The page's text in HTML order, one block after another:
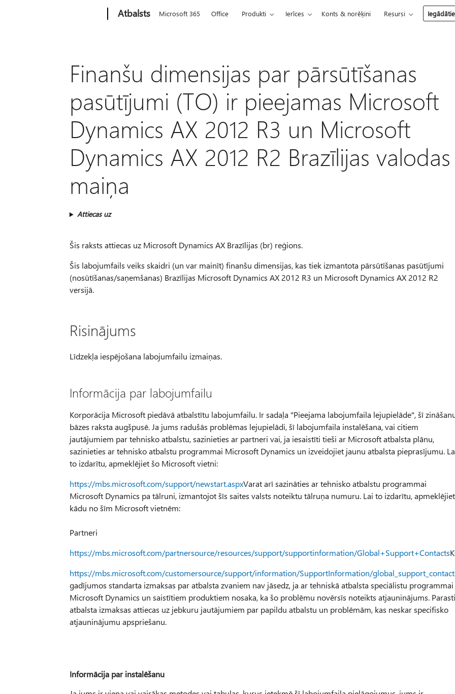
Atbalsts Microsoft 365 Office Produkti Ierīces Konts & norēķini Resursi
Finanšu dimensijas par pārsūtīšanas
pasūtījumi (TO) ir pieejamas Microsoft
Dynamics AX 2012 R3 un Microsoft
Dynamics AX 2012 R2 Brazīlijas valodas
maiņa
Attiecas uz
Šis raksts attiecas uz Microsoft Dynamics AX Brazīlijas (br) reģions.
Šis labojumfails veiks skaidri (un var mainīt) finanšu dimensijas, kas tiek izmantota pārsūtīšanas pasūtījumi
(nosūtīšanas/saņemšanas) Brazīlijas Microsoft Dynamics AX 2012 R3 un Microsoft Dynamics AX 2012 R2
versijā.
Risinājums
Līdzekļa iespējošana labojumfailu izmaiņas.
Informācija par labojumfailu
Korporācija Microsoft piedāvā atbalstītu labojumfailu. Ir sadaļa "Pieejama labojumfaila lejupielāde", šī
bāzes raksta augšpusē. Ja jums radušās problēmas lejupielādi, šī labojumfaila instalēšana, vai citiem
jautājumiem par tehnisko atbalstu, sazinieties ar partneri vai, ja iesaistīti tieši ar Microsoft atbalsta plānu,
sazinieties ar tehnisko atbalstu programmai Microsoft Dynamics un izveidojiet jaunu atbalsta pieprasījumu.
to izdarītu, apmeklējiet šo Microsoft vietni:
https://mbs.microsoft.com/support/newstart.aspxVarat arī sazināties ar tehnisko atbalstu programmai
Microsoft Dynamics pa tālruni, izmantojot šīs saites valsts noteiktu tālruņa numuru. Lai to izdarītu, apmeklējiet
kādu no šīm Microsoft vietnēm:
Partneri
https://mbs.microsoft.com/partnersource/resources/support/supportinformation/Global+Support+Contacts
https://mbs.microsoft.com/customersource/support/information/SupportInformation/
gadījumos standarta izmaksas par atbalsta zvaniem nav jāsedz, ja ar tehniskā atbalsta speciālistu programmai
Microsoft Dynamics un saistītiem produktiem nosaka, ka šo problēmu novērsīs noteikts atjauninājums. Parasti
atbalsta izmaksas attiecas uz jebkuru jautājumiem par papildu atbalstu un problēmām, kas neskar specifisko
atjauninājumu apspriešanu.
Informācija par instalēšanu